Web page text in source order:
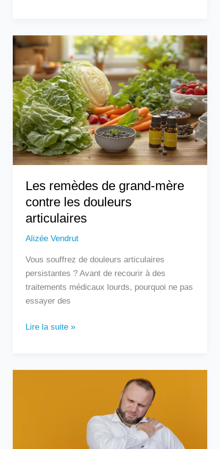
Les remèdes de grand-mère
contre les douleurs
articulaires
Alizée Vendrut
Vous souffrez de douleurs articulaires
persistantes ? Avant de recourir à des
traitements médicaux lourds, pourquoi ne pas
essayer des
Les
remèdes
de
grand-
mère
contre
les
douleurs
articulaires
Lire la suite »